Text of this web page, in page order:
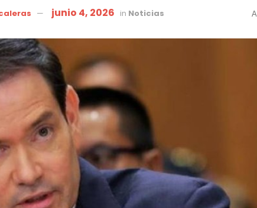
junio 4, 2026 in Noticias A